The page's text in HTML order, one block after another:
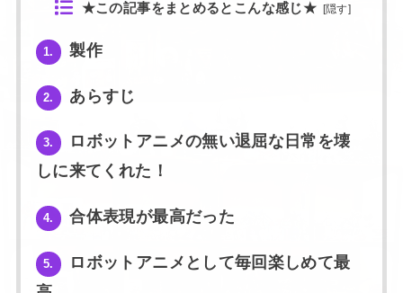
★この記事をまとめるとこんな感じ★ [隠す]
1. 製作
2. あらすじ
3.
ロボットアニメの無い退屈な日常を壊
しに来てくれた！
4. 合体表現が最高だった
5.
ロボットアニメとして毎回楽しめて最